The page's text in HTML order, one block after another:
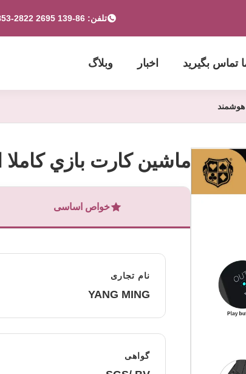
تلفن: 86-139 2695 2822-853-6341 4525
تماس بگیرید اخبار وبلاگ
هوشمند
ماشین کارت بازي
خواص اساسی
نام تجاری
YANG MING
گواهی